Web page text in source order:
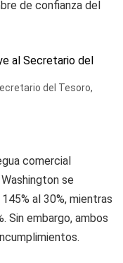
de confianza del
del Tesoro,
comercial
se
al 30%, mientras
Sin embargo, ambos